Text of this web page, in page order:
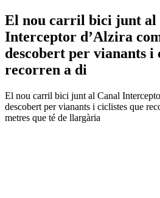
El nou carril bici junt al
Interceptor d’Alzira
descobert per vianants i
recorren a di
El nou carril bici junt al Canal
descobert per vianants i ciclistes que
metres que té de llargària